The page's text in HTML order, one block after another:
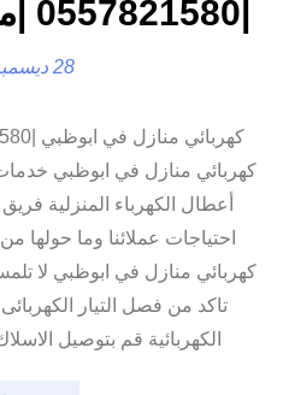
28 ديسمبر، 2024
كهربائي منازل في ابوظبي
أعطال الكهرباء المنزلية
احتياجات عملائنا وما حولها
كهربائي منازل في ابوظبي لا
تاكد من فصل التيار
الكهربائية قم بتوصيل